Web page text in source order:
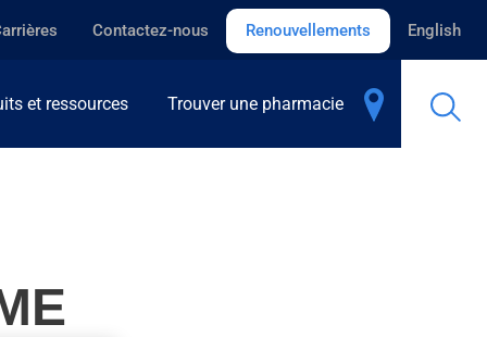
Contactez-nous Renouvellements English
et ressources Trouver une pharmacie